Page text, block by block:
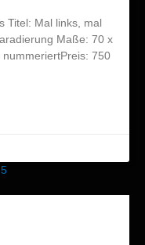
Titel: Mal links, mal
Maße: 70 x
750
5